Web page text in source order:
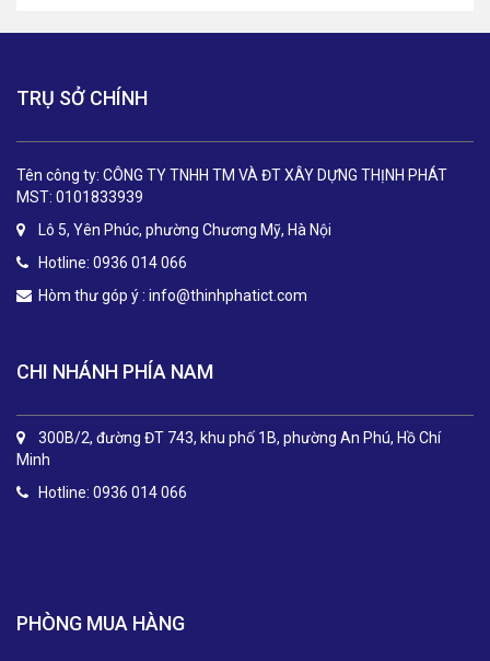
TRỤ SỞ CHÍNH
Tên công ty: CÔNG TY TNHH TM VÀ ĐT XÂY DỰNG THỊNH PHÁT
MST: 0101833939
Lô 5, Yên Phúc, phường Chương Mỹ, Hà Nội
Hotline: 0936 014 066
Hòm thư góp ý : info@thinhphatict.com
CHI NHÁNH PHÍA NAM
300B/2, đường ĐT 743, khu phố 1B, phường An Phú, Hồ Chí
Minh
Hotline: 0936 014 066
PHÒNG MUA HÀNG